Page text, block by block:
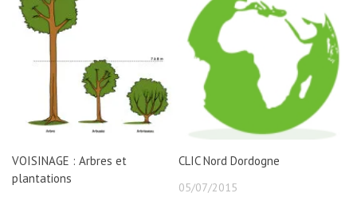
VOISINAGE : Arbres et
plantations
CLIC Nord Dordogne
05/07/2015